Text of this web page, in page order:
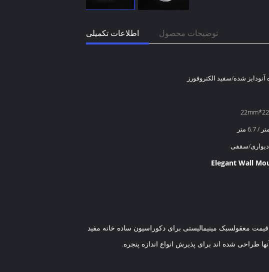
اطلاعات تکمیلی توضیحات محصول
آنودایز شده/سفید الکتروفورز
دیواری/سقفی
Elegant Wall
معقولسبک مینیمالیستی برای دکوراسیون ساده خانه مفید
شده اند برای پذیرش انواع اندازه پنجره.